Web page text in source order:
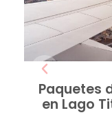
Paquetes
en Lago